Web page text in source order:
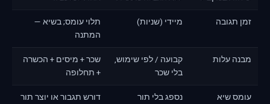
זמן תגובה מיידי (שניות)
תלוי עומס; בשיא —
המתנה
מבנה עלות
קבועה / לפי שימוש,
בלי שכר
שכר + מיסים + הכשרה
+ תחלופה
עומס שיא נספג בלי תור דורש תגבור או יוצר תור